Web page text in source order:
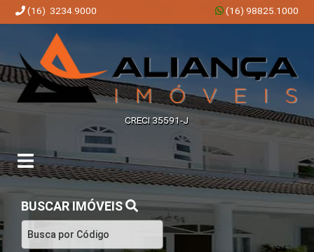
(16) 3234.9000 (16) 98825.1000
CRECI 35591-J
BUSCAR IMÓVEIS